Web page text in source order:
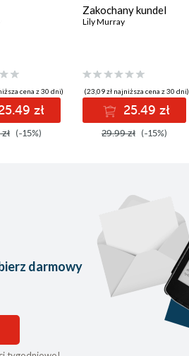
cena z 30 dni)
zł
(-15%)
Zakochany kundel
Lily Murray
(23,09 zł najniższa cena z 30 dni)
25.49 zł
29.99 zł (-15%)
darmowy